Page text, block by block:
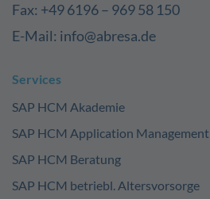
Fax: +49 6196 – 969 58 150
E-Mail: info@abresa.de
Services
SAP HCM Akademie
SAP HCM Application Management
SAP HCM Beratung
SAP HCM betriebl. Altersvorsorge